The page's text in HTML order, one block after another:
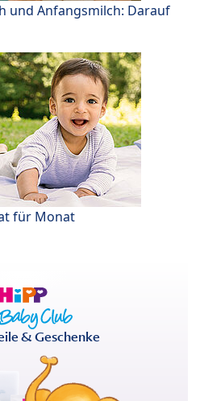
und Anfangsmilch: Darauf
für Monat
& Geschenke